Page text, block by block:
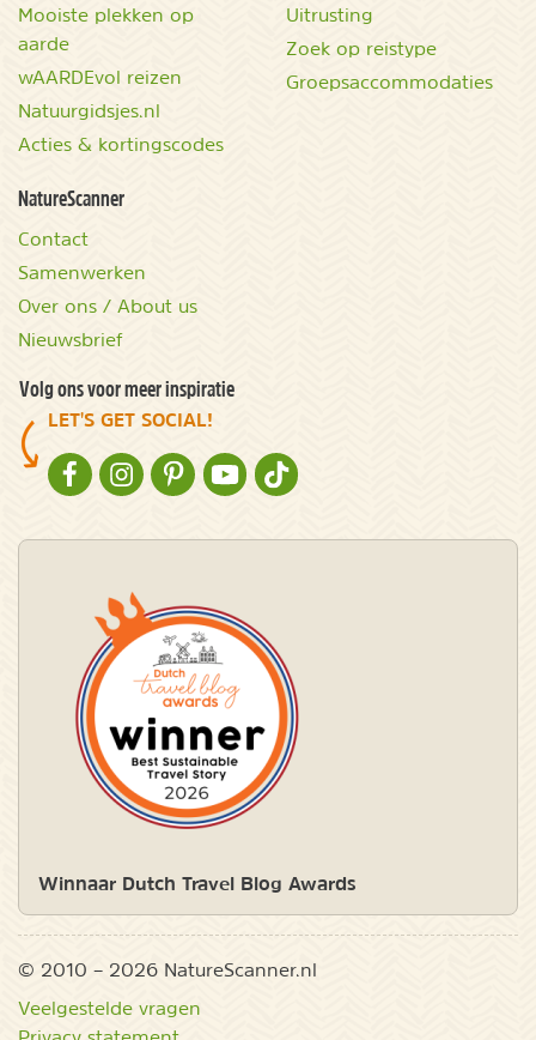
Mooiste plekken op
aarde
wAARDEvol reizen
Natuurgidsjes.nl
Acties & kortingscodes
Uitrusting
Zoek op reistype
Groepsaccommodaties
NatureScanner
Contact
Samenwerken
Over ons / About us
Nieuwsbrief
Volg ons voor meer inspiratie
LET'S GET SOCIAL!
NATURESCANNER OP FACEBOOK
NATURESCANNER OP INSTAGRAM
NATURESCANNER OP PINTEREST
NATURESCANNER OP YOUTUBE
NATURESCANNER OP TIKTOK
Winnaar Dutch Travel Blog Awards
© 2010 – 2026 NatureScanner.nl
Veelgestelde vragen